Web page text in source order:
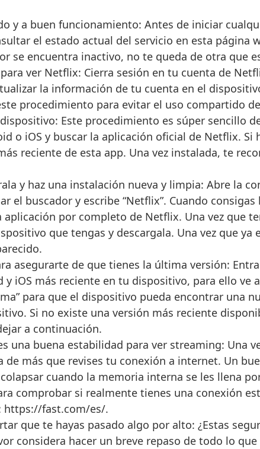
y a buen funcionamiento: Antes de iniciar
el estado actual del servicio en esta
se encuentra inactivo, no te queda de otra que
ver Netflix: Cierra sesión en tu cuenta de
la información de tu cuenta en el
procedimiento para evitar el uso compartido
Este procedimiento es súper sencillo
o iOS y buscar la aplicación oficial de Netflix. Si
reciente de esta app. Una vez instalada, te
y haz una instalación nueva y limpia: Abre la
el buscador y escribe “Netflix”. Cuando
por completo de Netflix. Una vez que
que tengas y descargala. Una vez que
asegurarte de que tienes la última versión:
iOS más reciente en tu dispositivo, para ello ve
para que el dispositivo pueda encontrar una
Si no existe una versión más reciente
a continuación.
una buena estabilidad para ver streaming: Una
más que revises tu conexión a internet. Un
cuando la memoria interna se les llena
comprobar si realmente tienes una conexión
https://fast.com/es/.
que te hayas pasado algo por alto: ¿Estas
considera hacer un breve repaso de todo lo